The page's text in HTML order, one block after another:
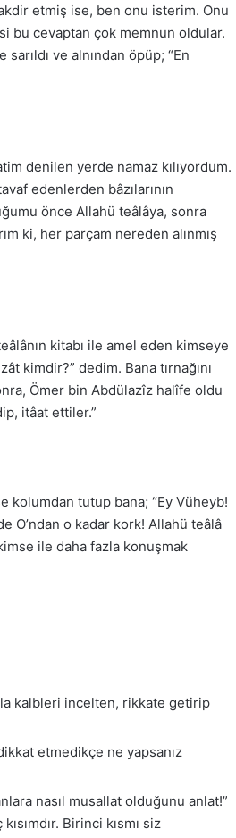
etmiş ise, ben onu isterim. Onu
bu cevaptan çok memnun oldular.
ve alnından öpüp; “En
denilen yerde namaz kılıyordum.
edenlerden bâzılarının
önce Allahü teâlâya, sonra
ki, her parçam nereden alınmış
kitabı ile amel eden kimseye
kimdir?” dedim. Bana tırnağını
Ömer bin Abdülazîz halîfe oldu
itâat ettiler.”
kolumdan tutup bana; “Ey Vüheyb!
O’ndan o kadar kork! Allahü teâlâ
ile daha fazla konuşmak
kalbleri incelten, rikkate getirip
etmedikçe ne yapsanız
nasıl musallat olduğunu anlat!”
Birinci kısmı siz